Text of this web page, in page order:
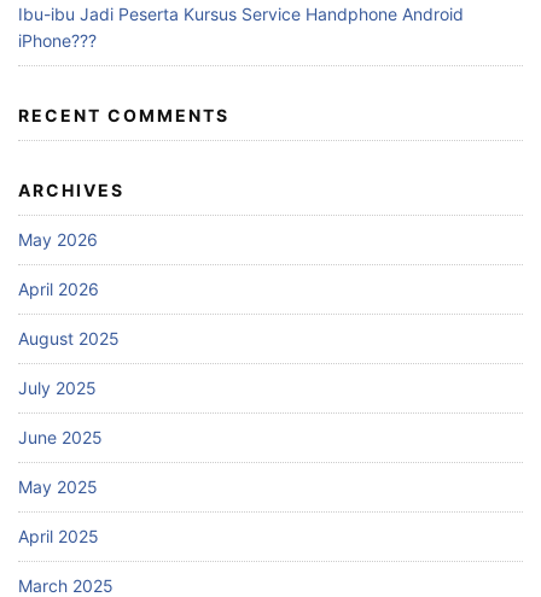
Ibu-ibu Jadi Peserta Kursus Service Handphone Android
iPhone???
RECENT COMMENTS
ARCHIVES
May 2026
April 2026
August 2025
July 2025
June 2025
May 2025
April 2025
March 2025